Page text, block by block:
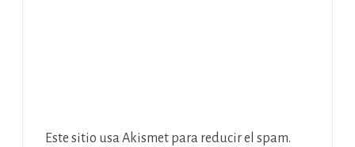
Este sitio usa Akismet para reducir el spam.